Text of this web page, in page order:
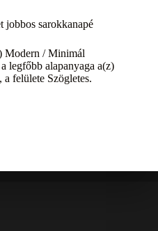
jobbos sarokkanapé
Modern / Minimál
legfőbb alapanyaga a(z)
felülete Szögletes.